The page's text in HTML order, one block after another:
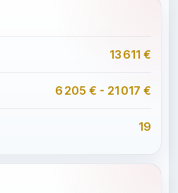
13 611 €
6 205 € - 21 017 €
19